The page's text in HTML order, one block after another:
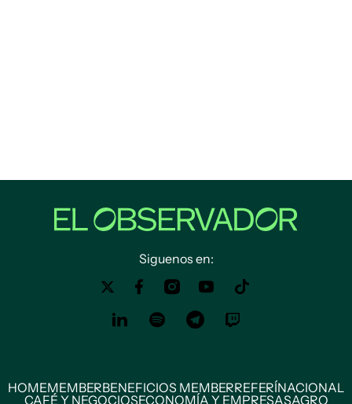
Siguenos en:
HOMEMEMBERBENEFICIOS MEMBERREFERÍNACIONAL
CAFÉ Y NEGOCIOSECONOMÍA Y EMPRESASAGRO